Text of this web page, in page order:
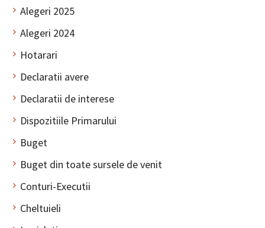
Alegeri 2025
Alegeri 2024
Hotarari
Declaratii avere
Declaratii de interese
Dispozitiile Primarului
Buget
Buget din toate sursele de venit
Conturi-Executii
Cheltuieli